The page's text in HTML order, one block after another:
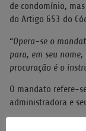
de condomínio,
do Artigo 653 do
“Opera-se o
para, em seu
procuração é o
O mandato refere-
administradora e